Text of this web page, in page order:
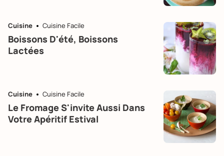
Cuisine Cuisine Facile
Boissons D'été, Boissons
Lactées
Cuisine Cuisine Facile
Le Fromage S'invite Aussi Dans
Votre Apéritif Estival